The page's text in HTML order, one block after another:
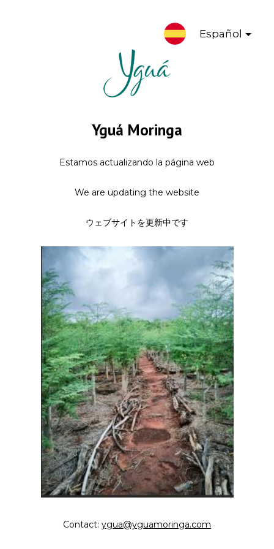
Español
Yguá Moringa
Estamos actualizando la página web
We are updating the website
ウェブサイトを更新中です
Contact: ygua@yguamoringa.com